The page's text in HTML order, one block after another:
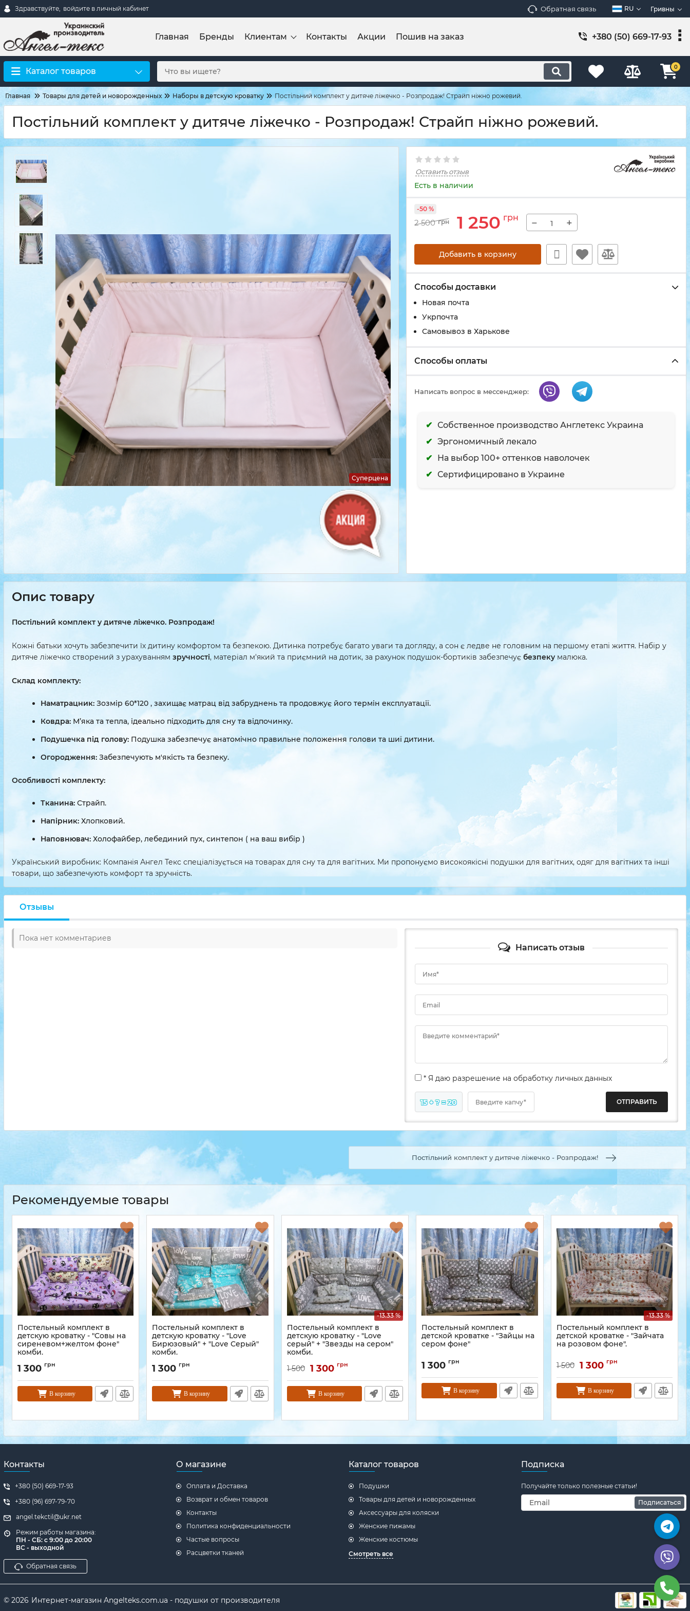
Здравствуйте, войдите в личный кабинет Обратная связь RU Гривны
Главная Бренды Клиентам Контакты Акции Пошив на заказ +380 (50) 669-17-93
Каталог товаров 0
Главная Товары для детей и новорожденных Наборы в детскую кроватку Постільний комплект у дитяче ліжечко - Розпродаж! Страйп ніжно рожевий.
Постільний комплект у дитяче ліжечко - Розпродаж! Страйп ніжно рожевий.
Суперцена
Оставить отзыв
Есть в наличии
2 500 грн 1 250 грн
-50 %
− +
Добавить в корзину
Способы доставки
Новая почта
Укрпочта
Самовывоз в Харькове
Способы оплаты
Написать вопрос в мессенджер:
Собственное производство Англетекс Украина
Эргономичный лекало
На выбор 100+ оттенков наволочек
Сертифицировано в Украине
Опис товару
Постільний комплект у дитяче ліжечко. Розпродаж!
Кожні батьки хочуть забезпечити їх дитину комфортом та безпекою. Дитинка потребує багато уваги та догляду, а сон є ледве не головним на першому етапі життя. Набір у
дитяче ліжечко створений з урахуванням зручності, матеріал м'який та приємний на дотик, за рахунок подушок-бортиків забезпечує безпеку малюка.
Склад комплекту:
Наматрацник: Зозмір 60*120 , захищає матрац від забруднень та продовжує його термін експлуатації.
Ковдра: М’яка та тепла, ідеально підходить для сну та відпочинку.
Подушечка під голову: Подушка забезпечує анатомічно правильне положення голови та шиї дитини.
Огородження: Забезпечують м'якість та безпеку.
Особливості комплекту:
Тканина: Страйп.
Напірник: Хлопковий.
Наповнювач: Холофайбер, лебединий пух, синтепон ( на ваш вибір )
Український виробник: Компанія Ангел Текс спеціалізується на товарах для сну та для вагітних. Ми пропонуємо високоякісні подушки для вагітних, одяг для вагітних та інші
товари, що забезпечують комфорт та зручність.
Отзывы
Пока нет комментариев
Написать отзыв
Имя*
Email
Введите комментарий*
* Я даю разрешение на обработку личных данных
15 + ? = 20 Введите капчу*
Постільний комплект у дитяче ліжечко - Розпродаж!
Рекомендуемые товары
Постельный комплект в
детскую кроватку - "Совы на
сиреневом+желтом фоне"
комби.
1 300 грн
В корзину
Постельный комплект в
детскую кроватку - "Love
Бирюзовый" + "Love Серый"
комби.
1 300 грн
В корзину
-13.33 %
Постельный комплект в
детскую кроватку - "Love
серый" + "Звезды на сером"
комби.
1 500 1 300 грн
В корзину
Постельный комплект в
детской кроватке - "Зайцы на
сером фоне"
1 300 грн
В корзину
-13.33 %
Постельный комплект в
детской кроватке - "Зайчата
на розовом фоне".
1 500 1 300 грн
В корзину
Контакты
+380 (50) 669-17-93
+380 (96) 697-79-70
angel.tekctil@ukr.net
Режим работы магазина:
ПН - СБ: с 9:00 до 20:00
ВС - выходной
Обратная связь
О магазине
Оплата и Доставка
Возврат и обмен товаров
Контакты
Политика конфиденциальности
Частые вопросы
Расцветки тканей
Каталог товаров
Подушки
Товары для детей и новорожденных
Аксессуары для коляски
Женские пижамы
Женские костюмы
Смотреть все
Подписка
Получайте только полезные статьи!
Подписаться
© 2026 Интернет-магазин Angelteks.com.ua - подушки от производителя